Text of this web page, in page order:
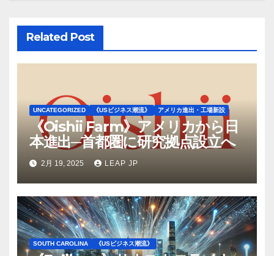
ン
Related Post
UNCATEGORIZED 《USビジネス潮流》 アメリカ進出・工場新設
《Oishii Farm》アメリカから日
本進出─首都圏に研究拠点設立へ
2月 19, 2025 LEAP JP
SOUTH CAROLINA 《USビジネス潮流》